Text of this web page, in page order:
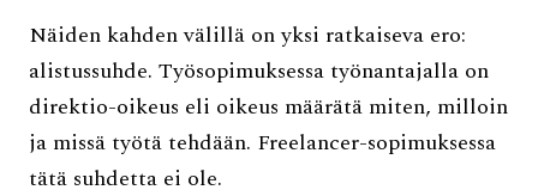
Näiden kahden välillä on yksi ratkaiseva ero:
alistussuhde. Työsopimuksessa työnantajalla on
direktio-oikeus eli oikeus määrätä miten, milloin
ja missä työtä tehdään. Freelancer-sopimuksessa
tätä suhdetta ei ole.